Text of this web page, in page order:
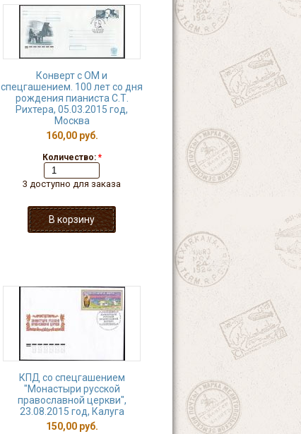
Конверт с ОМ и
спецгашением. 100 лет со дня
рождения пианиста С.Т.
Рихтера, 05.03.2015 год,
Москва
160,00 руб.
Количество: *
3 доступно для заказа
КПД со спецгашением
"Монастыри русской
православной церкви",
23.08.2015 год, Калуга
150,00 руб.